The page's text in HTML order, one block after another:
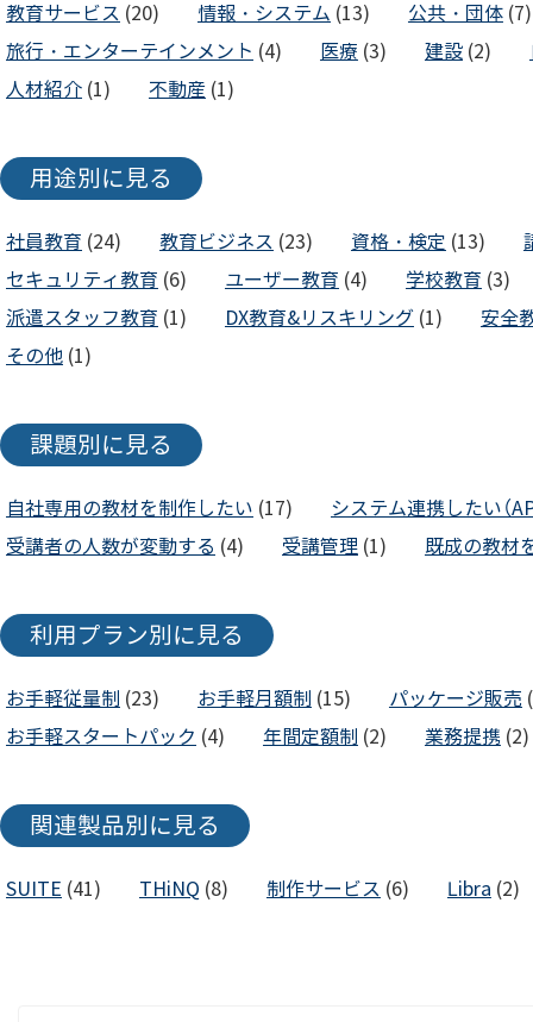
教育サービス (20) 情報・システム (13) 公共・団体(7)
旅行・エンターテインメント (4) 医療 (3) 建設(2)
人材紹介 (1) 不動産(1)
用途別に見る
社員教育 (24) 教育ビジネス (23) 資格・検定 (13)
セキュリティ教育 (6) ユーザー教育 (4) 学校教育 (3)
派遣スタッフ教育 (1) DX教育&リスキリング(1)
安全
その他 (1)
課題別に見る
自社専用の教材を制作したい (17)
システム連携したい（
受講者の人数が変動する (4) 受講管理(1) 既成の教材
利用プラン別に見る
お手軽従量制 (23) お手軽月額制 (15) パッケージ販売
お手軽スタートパック (4) 年間定額制 (2) 業務提携(2)
関連製品別に見る
SUITE (41) THiNQ (8) 制作サービス (6) Libra (2)